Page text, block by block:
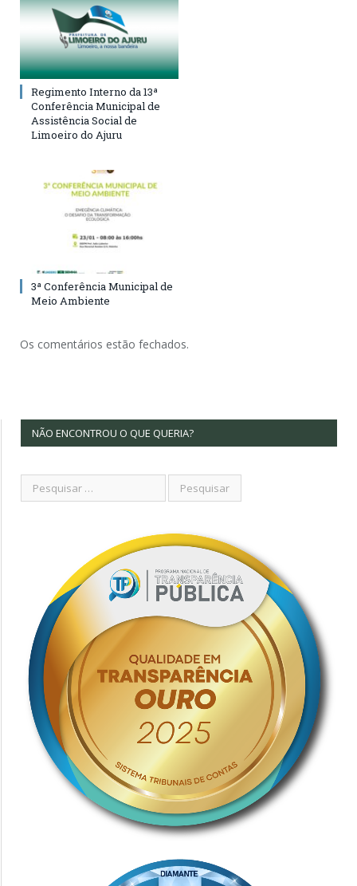
Regimento Interno da 13ª
Conferência Municipal de
Assistência Social de
Limoeiro do Ajuru
3ª Conferência Municipal de
Meio Ambiente
Os comentários estão fechados.
NÃO ENCONTROU O QUE QUERIA?